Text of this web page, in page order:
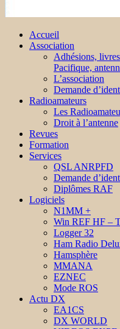
Accueil
Association
Adhésions,
Pacifique,
L’association
Demande
Radioamateurs
Les
Droit à l’antenne
Revues
Formation
Services
QSL ANRPFD
Demande
Diplômes RAF
Logiciels
N1MM +
Win REF HF –
Logger 32
Ham Radio
Hamsphère
MMANA
EZNEC
Mode ROS
Actu DX
EA1CS
DX WORLD